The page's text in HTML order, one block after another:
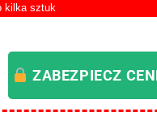
kilka sztuk
ZABEZPIECZ